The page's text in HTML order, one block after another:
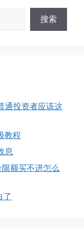
搜索
通投资者应该这
教程
息
额买不进怎么
了